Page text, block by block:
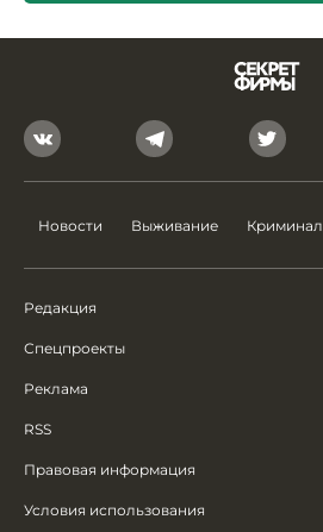
Новости Выживание Криминал
Редакция
Спецпроекты
Реклама
RSS
Правовая информация
Условия использования